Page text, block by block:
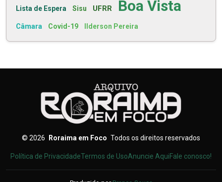
Lista de Espera Sisu UFRR Boa Vista
Câmara Covid-19 Ilderson Pereira
© 2026 Roraima em Foco Todos os direitos reservados
Política de PrivacidadeTermos de UsoAnuncie AquiFale conosco!